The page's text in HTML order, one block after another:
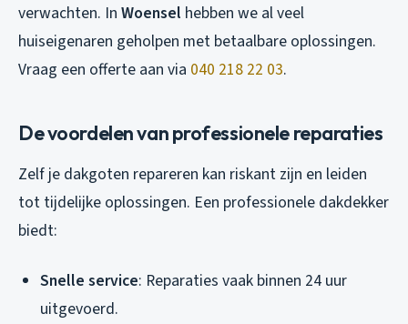
verwachten. In Woensel hebben we al veel
huiseigenaren geholpen met betaalbare oplossingen.
Vraag een offerte aan via 040 218 22 03.
De voordelen van professionele reparaties
Zelf je dakgoten repareren kan riskant zijn en leiden
tot tijdelijke oplossingen. Een professionele dakdekker
biedt:
Snelle service: Reparaties vaak binnen 24 uur
uitgevoerd.